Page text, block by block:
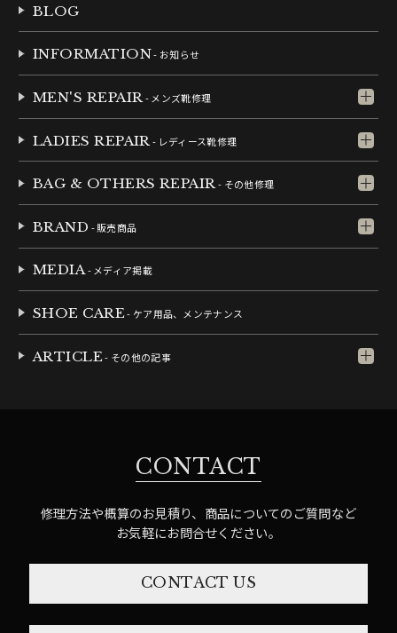
BLOG
INFORMATION- お知らせ
MEN'S REPAIR- メンズ靴修理
LADIES REPAIR - レディース靴修理
BAG & OTHERS REPAIR- その他修理
BRAND - 販売商品
MEDIA- メディア掲載
SHOE CARE- ケア用品、メンテナンス
ARTICLE- その他の記事
CONTACT
修理方法や概算のお見積り、商品についてのご質問など
お気軽にお問合せください。
CONTACT US